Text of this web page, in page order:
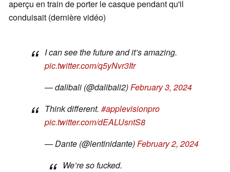
aperçu en train de porter le casque pendant qu'il
conduisait (dernière vidéo)
I can see the future and it’s amazing.
pic.twitter.com/q5yNvr3Itr
— dalibali (@dalibali2)February 3, 2024
Think different. #applevisionpro
pic.twitter.com/dEALUsntS8
— Dante (@lentinidante)February 2, 2024
We’re so fucked.